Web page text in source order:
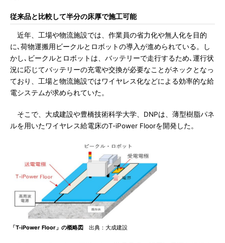
従来品と比較して半分の床厚で施工可能
近年、工場や物流施設では、作業員の省力化や無人化を目的
に､荷物運搬用ビークルとロボットの導入が進められている。し
かし､ビークルとロボットは、バッテリーで走行するため､運行状
況に応じてバッテリーの充電や交換が必要なことがネックとなっ
ており、工場と物流施設ではワイヤレス化などによる効率的な給
電システムが求められていた。
そこで、大成建設や豊橋技術科学大学、DNPは、薄型樹脂パネ
ルを用いたワイヤレス給電床のT-iPower Floorを開発した。
「T-iPower Floor」の概略図 出典：大成建設